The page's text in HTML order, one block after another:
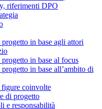
riferimenti DPO
in base agli attori
in base al focus
in base all’ambito di
figure coinvolte
di progetto
e responsabilità